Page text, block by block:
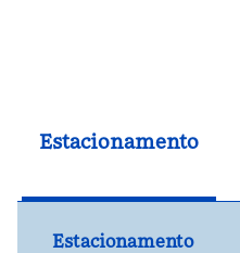
Estacionamento
Estacionamento